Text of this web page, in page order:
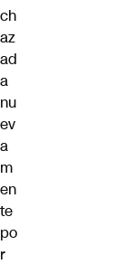
ch
az
ad
a
nu
ev
a
m
en
te
po
r